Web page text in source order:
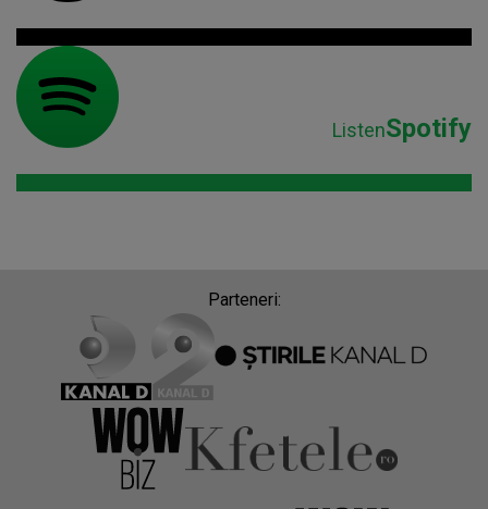
ListenSpotify
Parteneri: